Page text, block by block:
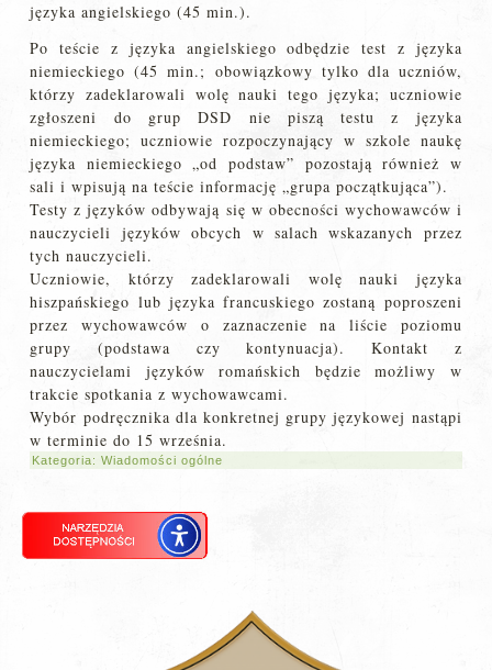
języka angielskiego (45 min.).
Po teście z języka angielskiego odbędzie test z języka
niemieckiego (45 min.; obowiązkowy tylko dla uczniów,
którzy zadeklarowali wolę nauki tego języka; uczniowie
zgłoszeni do grup DSD nie piszą testu z języka
niemieckiego; uczniowie rozpoczynający w szkole naukę
języka niemieckiego „od podstaw” pozostają również w
sali i wpisują na teście informację „grupa początkująca”).
Testy z języków odbywają się w obecności wychowawców i
nauczycieli języków obcych w salach wskazanych przez
tych nauczycieli.
Uczniowie, którzy zadeklarowali wolę nauki języka
hiszpańskiego lub języka francuskiego zostaną poproszeni
przez wychowawców o zaznaczenie na liście poziomu
grupy (podstawa czy kontynuacja). Kontakt z
nauczycielami języków romańskich będzie możliwy w
trakcie spotkania z wychowawcami.
Wybór podręcznika dla konkretnej grupy językowej nastąpi
w terminie do 15 września.
Kategoria:Wiadomości ogólne